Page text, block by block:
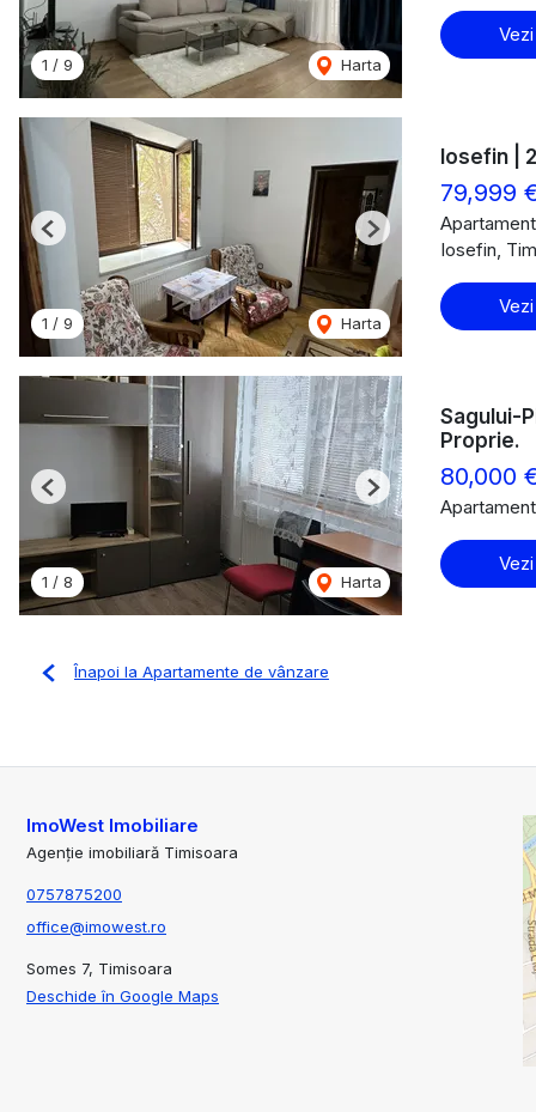
1 / 9 Harta
1 / 9 Harta
Previous Next
Iosefin |
79,999
Iosefin,
1 / 8 Harta
Previous Next
Sagului-
Proprie.
80,000
Înapoi la Apartamente de vânzare
ImoWest Imobiliare
Agenție imobiliară Timisoara
0757875200
office@imowest.ro
Somes 7, Timisoara
Deschide în Google Maps